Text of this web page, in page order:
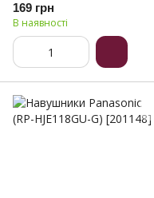
169 грн
В наявності